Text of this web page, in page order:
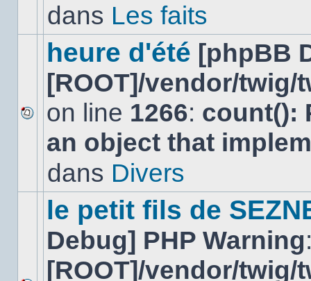
dans
sujet.
dans Les faits
Aucun
nouveau
message
sujet.
heure d'été [phpBB
[ROOT]/vendor/
on line 1266: count():
an object that
dans Divers
le petit fils de
Debug] PHP Warning
[ROOT]/vendor/